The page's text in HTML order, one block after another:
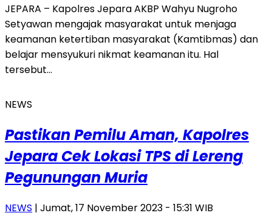
JEPARA – Kapolres Jepara AKBP Wahyu Nugroho
Setyawan mengajak masyarakat untuk menjaga
keamanan ketertiban masyarakat (Kamtibmas) dan
belajar mensyukuri nikmat keamanan itu. Hal
tersebut…
NEWS
Pastikan Pemilu Aman, Kapolres
Jepara Cek Lokasi TPS di Lereng
Pegunungan Muria
NEWS | Jumat, 17 November 2023 - 15:31 WIB